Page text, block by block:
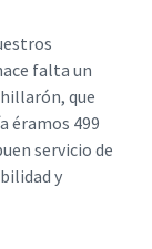
falta un
que
éramos 499
servicio de
y